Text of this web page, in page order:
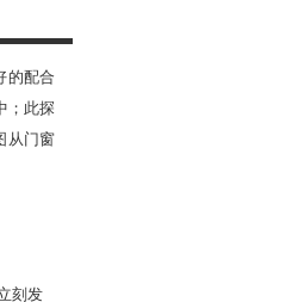
的配合
；此探
从门窗
刻发